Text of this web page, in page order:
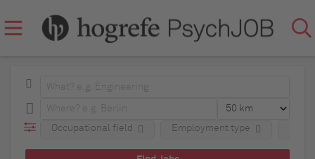
Occupational field Employment type